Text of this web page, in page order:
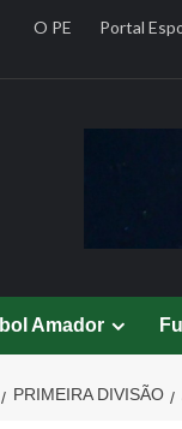
O PE Portal
Amador
PRIMEIRA DIVISÃO